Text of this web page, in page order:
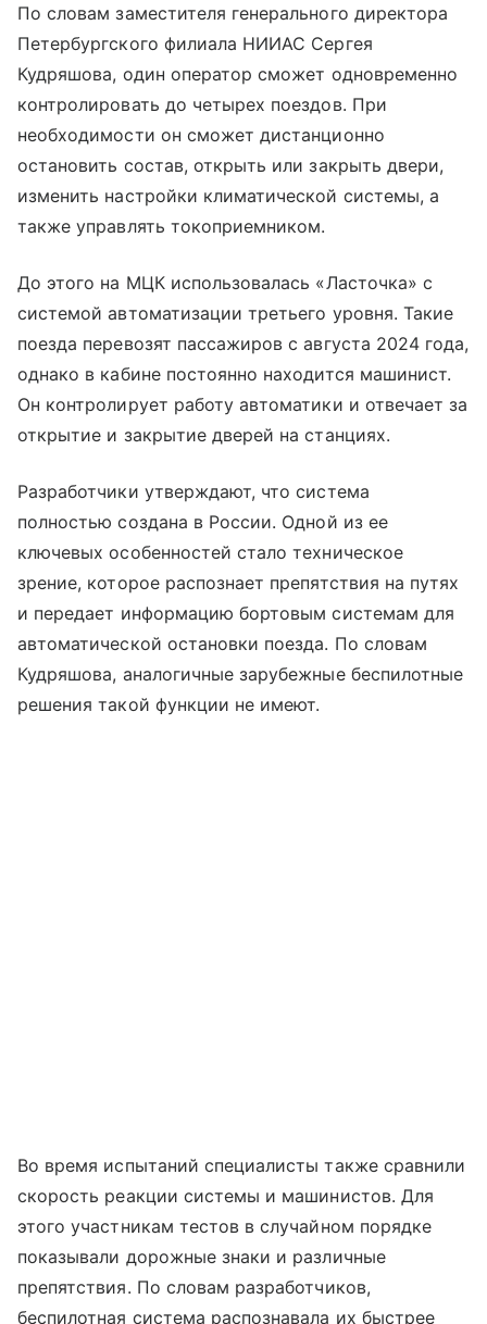
По словам заместителя генерального директора
Петербургского филиала НИИАС Сергея
Кудряшова, один оператор сможет одновременно
контролировать до четырех поездов. При
необходимости он сможет дистанционно
остановить состав, открыть или закрыть двери,
изменить настройки климатической системы, а
также управлять токоприемником.
До этого на МЦК использовалась «Ласточка» с
системой автоматизации третьего уровня. Такие
поезда перевозят пассажиров с августа 2024 года,
однако в кабине постоянно находится машинист.
Он контролирует работу автоматики и отвечает за
открытие и закрытие дверей на станциях.
Разработчики утверждают, что система
полностью создана в России. Одной из ее
ключевых особенностей стало техническое
зрение, которое распознает препятствия на путях
и передает информацию бортовым системам для
автоматической остановки поезда. По словам
Кудряшова, аналогичные зарубежные беспилотные
решения такой функции не имеют.
Во время испытаний специалисты также сравнили
скорость реакции системы и машинистов. Для
этого участникам тестов в случайном порядке
показывали дорожные знаки и различные
препятствия. По словам разработчиков,
беспилотная система распознавала их быстрее